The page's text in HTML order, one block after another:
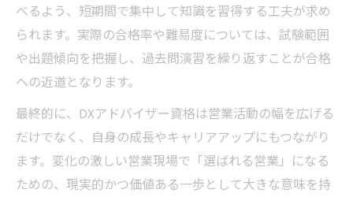
べるよう、短期間で集中して知識を習得する工夫が求め
られます。実際の合格率や難易度については、試験範囲
や出題傾向を把握し、過去問演習を繰り返すことが合格
への近道となります。
最終的に、DXアドバイザー資格は営業活動の幅を広げる
だけでなく、自身の成長やキャリアアップにもつながり
ます。変化の激しい営業現場で「選ばれる営業」になる
ための、現実的かつ価値ある一歩として大きな意味を持